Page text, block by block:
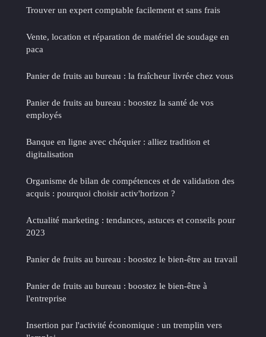
Trouver un expert comptable facilement et sans frais
Vente, location et réparation de matériel de soudage en
paca
Panier de fruits au bureau : la fraîcheur livrée chez vous
Panier de fruits au bureau : boostez la santé de vos
employés
Banque en ligne avec chéquier : alliez tradition et
digitalisation
Organisme de bilan de compétences et de validation des
acquis : pourquoi choisir activ'horizon ?
Actualité marketing : tendances, astuces et conseils pour
2023
Panier de fruits au bureau : boostez le bien-être au travail
Panier de fruits au bureau : boostez le bien-être à
l'entreprise
Insertion par l'activité économique : un tremplin vers